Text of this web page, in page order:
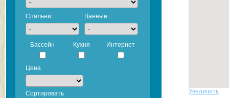
Спальни Ванные
Бассейн Кухня Интернет
Цена
Сортировать
Увеличить